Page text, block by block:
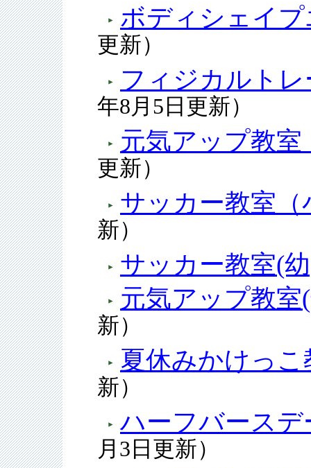
ボディシェイ
更新）
フィジカルト
年8月5日更新）
元気アップ教室
更新）
サッカー教室（
新）
サッカー教室(
元気アップ教室
新）
夏休みかけっこ
新）
ハーフバースデ
月3日更新）